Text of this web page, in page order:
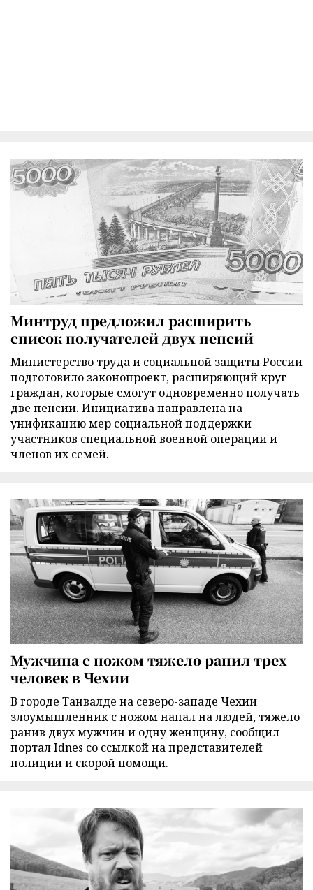
Минтруд предложил расширить
список получателей двух пенсий
Министерство труда и социальной защиты России
подготовило законопроект, расширяющий круг
граждан, которые смогут одновременно получать
две пенсии. Инициатива направлена на
унификацию мер социальной поддержки
участников специальной военной операции и
членов их семей.
Мужчина с ножом тяжело ранил трех
человек в Чехии
В городе Танвалде на северо-западе Чехии
злоумышленник с ножом напал на людей, тяжело
ранив двух мужчин и одну женщину, сообщил
портал Idnes со ссылкой на представителей
полиции и скорой помощи.